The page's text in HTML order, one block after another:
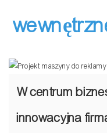
W centrum
innowacyjna